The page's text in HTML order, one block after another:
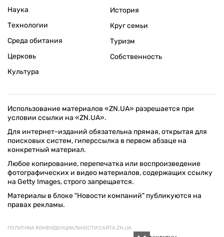
Наука
Технологии
Среда обитания
Церковь
Культура
История
Круг семьи
Туризм
Собственность
Использование материалов «ZN.UA» разрешается при
условии ссылки на «ZN.UA».
Для интернет-изданий обязательна прямая, открытая для
поисковых систем, гиперссылка в первом абзаце на
конкретный материал.
Любое копирование, перепечатка или воспроизведение
фотографических и видео материалов, содержащих ссылку
на Getty Images, строго запрещается.
Материалы в блоке "Новости компаний" публикуются на
правах рекламы.
ПОЛИТИКА КОНФИДЕНЦИАЛЬНОСТИ САЙТА ZN.UA